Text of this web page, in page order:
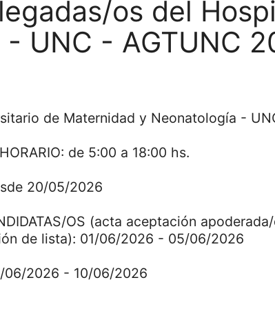
os del
UNC - AGTUNC
de Maternidad y Neonatología -
de 5:00 a 18:00 hs.
20/05/2026
OS (acta aceptación
de lista): 01/06/2026 - 05/06/2026
06/2026 - 10/06/2026